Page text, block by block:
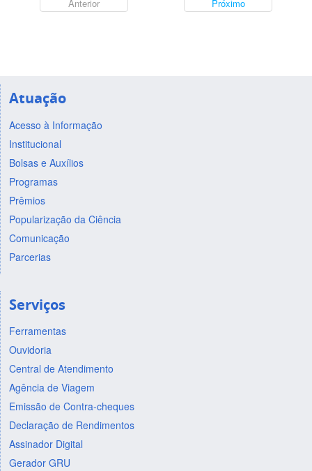
Anterior Próximo
Atuação
Acesso à Informação
Institucional
Bolsas e Auxílios
Programas
Prêmios
Popularização da Ciência
Comunicação
Parcerias
Serviços
Ferramentas
Ouvidoria
Central de Atendimento
Agência de Viagem
Emissão de Contra-cheques
Declaração de Rendimentos
Assinador Digital
Gerador GRU